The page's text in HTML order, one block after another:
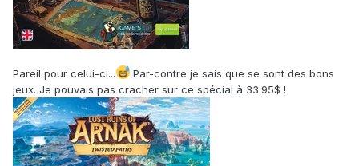
Pareil pour celui-ci...
Par-contre je sais que se sont des bons
jeux. Je pouvais pas cracher sur ce spécial à 33.95$ !